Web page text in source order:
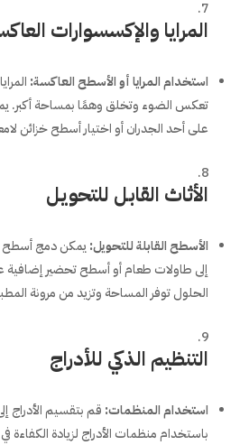
المرايا والإكسسوارات
استخدام المرايا أو الأسطح العاكسة:
تعكس الضوء وتخلق وهمًا بمساحة أكبر.
على أحد الجدران أو اختيار أسطح خزائن
الأثاث القابل للتحويل
الأسطح القابلة للتحويل:يمكن دمج أسطح
إلى طاولات طعام أو أسطح تحضير إضافية
الحلول توفر المساحة وتزيد من مرونة
التنظيم الذكي للأدراج
استخدام المنظمات: قم بتقسيم الأدراج
باستخدام منظمات الأدراج لزيادة الكفاءة